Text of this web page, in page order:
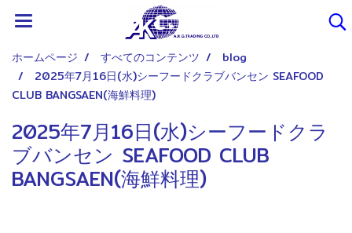
ホームページ すべてのコンテンツ
blog
2025年7月16日(水)シーフードクラブバンセン SEAFOOD
CLUB BANGSAEN(海鮮料理)
2025年7月16日(水)シーフードクラ
ブバンセン SEAFOOD CLUB
BANGSAEN(海鮮料理)